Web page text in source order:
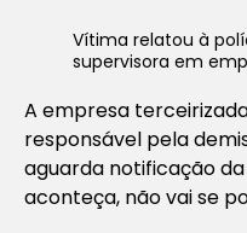
Vítima relatou à
supervisora em
A empresa
responsável pela
aguarda notificação
aconteça, não vai se